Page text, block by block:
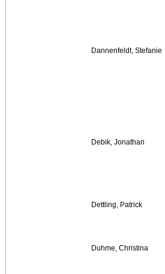
Dannenfeldt, Stefanie
Debik, Jonathan
Dettling, Patrick
Duhme, Christina